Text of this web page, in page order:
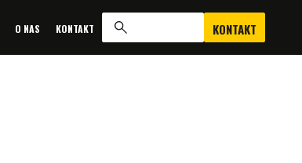
O NAS KONTAKT KONTAKT